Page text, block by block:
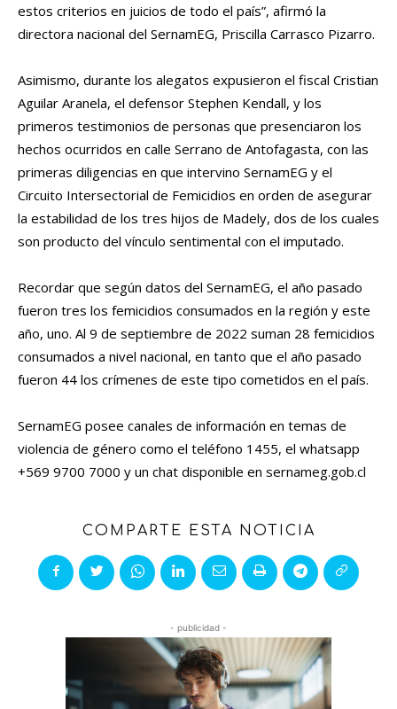
estos criterios en juicios de todo el país”, afirmó la
directora nacional del SernamEG, Priscilla Carrasco Pizarro.
Asimismo, durante los alegatos expusieron el fiscal Cristian
Aguilar Aranela, el defensor Stephen Kendall, y los
primeros testimonios de personas que presenciaron los
hechos ocurridos en calle Serrano de Antofagasta, con las
primeras diligencias en que intervino SernamEG y el
Circuito Intersectorial de Femicidios en orden de asegurar
la estabilidad de los tres hijos de Madely, dos de los cuales
son producto del vínculo sentimental con el imputado.
Recordar que según datos del SernamEG, el año pasado
fueron tres los femicidios consumados en la región y este
año, uno. Al 9 de septiembre de 2022 suman 28 femicidios
consumados a nivel nacional, en tanto que el año pasado
fueron 44 los crímenes de este tipo cometidos en el país.
SernamEG posee canales de información en temas de
violencia de género como el teléfono 1455, el whatsapp
+569 9700 7000 y un chat disponible en sernameg.gob.cl
COMPARTE ESTA NOTICIA
- publicidad -